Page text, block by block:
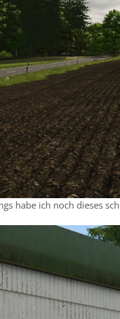
habe ich noch dieses